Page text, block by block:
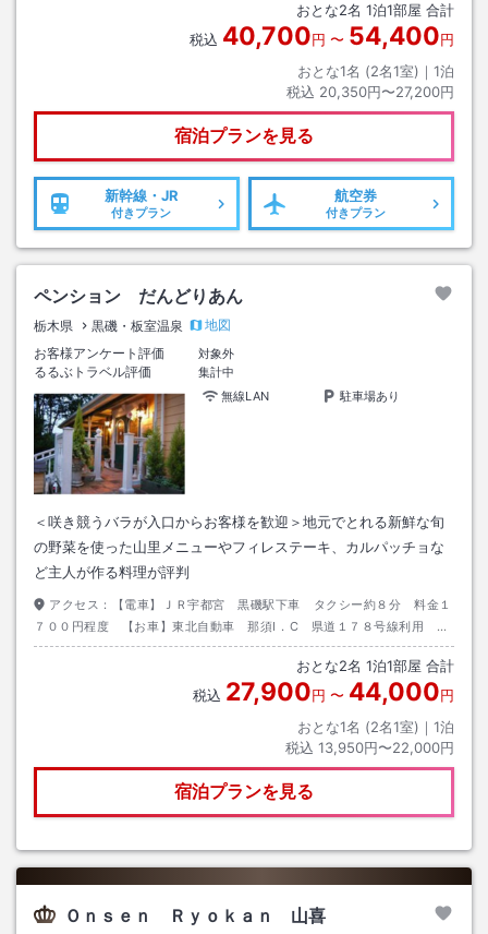
おとな2名 1泊1部屋 合計
税込 40,700円 〜 54,400円
おとな1名 (2名1室)｜ 1泊
税込 20,350円〜27,200円
宿泊プランを見る
新幹線・JR
付きプラン
航空券
付きプラン
ペンション だんどりあん
栃木県 黒磯・板室温泉
地図
お客様アンケート評価
対象外
るるぶトラベル評価
集計中
無線LAN
駐車場あり
＜咲き競うバラが入口からお客様を歓迎＞地元でとれる新鮮な旬
の野菜を使った山里メニューやフィレステーキ、カルパッチョな
ど主人が作る料理が評判
アクセス：
【電車】ＪＲ宇都宮 黒磯駅下車 タクシー約８分 料金１
７００円程度 【お車】東北自動車 那須I．C 県道１７８号線利用 那
須分岐点を直進し大野リンゴ園の先右側入（約１０分）
おとな2名 1泊1部屋 合計
税込 27,900円 〜 44,000円
おとな1名 (2名1室)｜ 1泊
税込 13,950円〜22,000円
宿泊プランを見る
Ｏｎｓｅｎ Ｒｙｏｋａｎ 山喜